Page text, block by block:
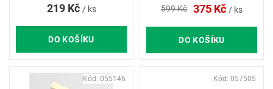
219 Kč / ks
DO KOŠÍKU
599 Kč 375 Kč / ks
DO KOŠÍKU
Kód: 055146 Kód: 057505